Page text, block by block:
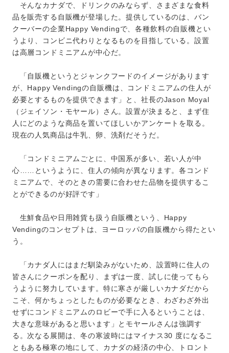
そんなカナダで、ドリンクのみならず、さまざまな食料
品を販売する自販機が登場した。提供しているのは、バン
クーバーの企業Happy Vendingで、各種飲料の自販機とい
うより、コンビニ代わりとなるものを目指している。設置
は高層コンドミニアムが中心だ。
「自販機というとジャンクフードのイメージがあります
が、Happy Vendingの自販機は、コンドミニアムの住人が
必要とするものを提供できます」と、社長のJason Moyal
（ジェイソン・モヤール）さん。設置が決まると、まず住
人にどのような商品を置いてほしいかアンケートを取る。
現在の人気商品は牛乳、卵、洗剤だそうだ。
「コンドミニアムごとに、中国系が多い、若い人が中
心……というように、住人の傾向が異なります。各コンド
ミニアムで、そのときの需要に合わせた品物を提供するこ
とができるのが好評です」
生鮮食品や日用雑貨も扱う自販機という、Happy
Vendingのコンセプトは、ヨーロッパの自販機から得たとい
う。
「カナダ人にはまだ馴染みがないため、設置時に住人の
皆さんにクーポンを配り、まずは一度、試しに使ってもら
うように努力しています。特に寒さが厳しいカナダだから
こそ、何かちょっとしたものが必要なとき、わざわざ外出
せずにコンドミニアムのロビーで手に入るということは、
大きな意味があると思います」とモヤールさんは強調す
る。次なる展開は、冬の寒波時にはマイナス30 度になるこ
ともある極寒の地にして、カナダの経済の中心、トロント